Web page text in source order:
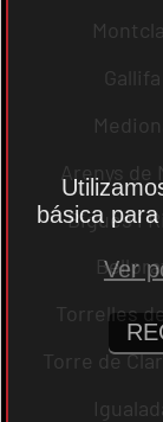
Gallifa
Arenys de
Bigues i
Torrelles
Torre de
básica
Ver